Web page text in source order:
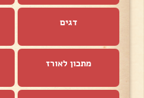
דגים
מתכון לאורז